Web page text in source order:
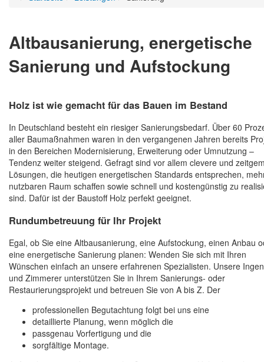
Altbausanierung, energetische
Sanierung und Aufstockung
Holz ist wie gemacht für das Bauen im Bestand
In Deutschland besteht ein riesiger Sanierungsbedarf. Über 60
aller Baumaßnahmen waren in den vergangenen Jahren bereits
in den Bereichen Modernisierung, Erweiterung oder Umnutzung –
Tendenz weiter steigend. Gefragt sind vor allem clevere und
Lösungen, die heutigen energetischen Standards entsprechen,
nutzbaren Raum schaffen sowie schnell und kostengünstig zu
sind. Dafür ist der Baustoff Holz perfekt geeignet.
Rundumbetreuung für Ihr Projekt
Egal, ob Sie eine Altbausanierung, eine Aufstockung, einen Anbau
eine energetische Sanierung planen: Wenden Sie sich mit Ihren
Wünschen einfach an unsere erfahrenen Spezialisten. Unsere
und Zimmerer unterstützen Sie in Ihrem Sanierungs- oder
Restaurierungsprojekt und betreuen Sie von A bis Z. Der
professionellen Begutachtung folgt bei uns eine
detaillierte Planung, wenn möglich die
passgenau Vorfertigung und die
sorgfältige Montage.